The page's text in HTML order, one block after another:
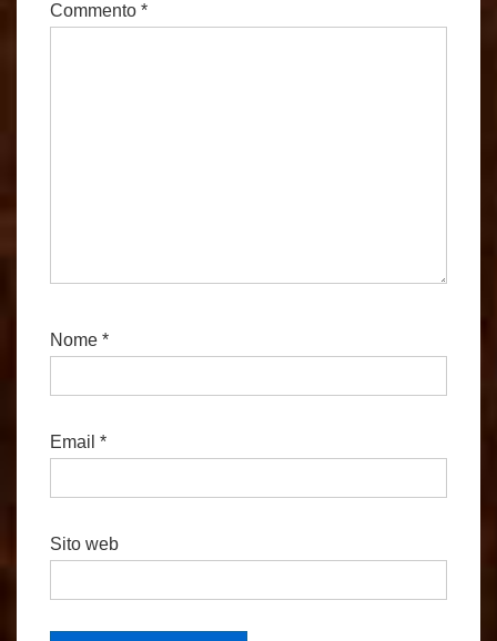
Commento *
Nome *
Email *
Sito web